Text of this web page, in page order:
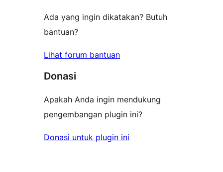
Ada yang ingin dikatakan? Butuh
bantuan?
Lihat forum bantuan
Donasi
Apakah Anda ingin mendukung
pengembangan plugin ini?
Donasi untuk plugin ini